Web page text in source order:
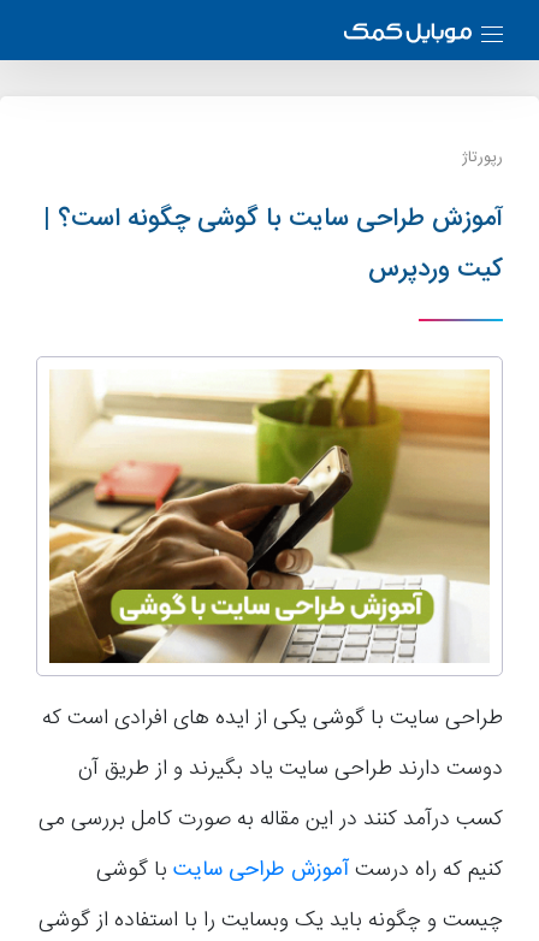
رپورتاژ
آموزش طراحی سایت با گوشی چگونه است؟ |
کیت وردپرس
طراحی سایت با گوشی یکی از ایده های افرادی است که
دوست دارند طراحی سایت یاد بگیرند و از طریق آن
کسب درآمد کنند در این مقاله به صورت کامل بررسی می
کنیم که راه درستآموزش طراحی سایت با گوشی
چیست و چگونه باید یک وبسایت را با استفاده از گوشی